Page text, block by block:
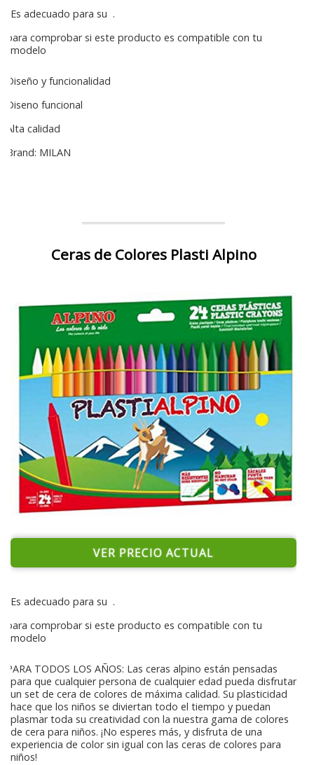
Es adecuado para su .
para comprobar si este producto es compatible con tu
modelo
Diseño y funcionalidad
Diseno funcional
Alta calidad
Brand: MILAN
Ceras de Colores Plasti Alpino
VER PRECIO ACTUAL
Es adecuado para su .
para comprobar si este producto es compatible con tu
modelo
PARA TODOS LOS AÑOS: Las ceras alpino están pensadas
para que cualquier persona de cualquier edad pueda disfrutar
un set de cera de colores de máxima calidad. Su plasticidad
hace que los niños se diviertan todo el tiempo y puedan
plasmar toda su creatividad con la nuestra gama de colores
de cera para niños. ¡No esperes más, y disfruta de una
experiencia de color sin igual con las ceras de colores para
niños!